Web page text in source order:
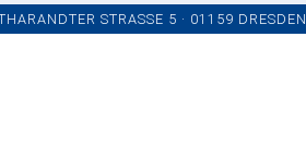
STRASSE 5 · 01159 DRESDEN